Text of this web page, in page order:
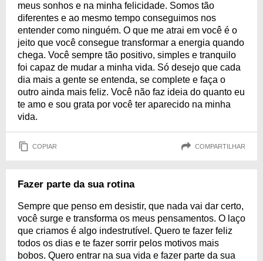
meus sonhos e na minha felicidade. Somos tão
diferentes e ao mesmo tempo conseguimos nos
entender como ninguém. O que me atrai em você é o
jeito que você consegue transformar a energia quando
chega. Você sempre tão positivo, simples e tranquilo
foi capaz de mudar a minha vida. Só desejo que cada
dia mais a gente se entenda, se complete e faça o
outro ainda mais feliz. Você não faz ideia do quanto eu
te amo e sou grata por você ter aparecido na minha
vida.
COPIAR COMPARTILHAR
Fazer parte da sua rotina
Sempre que penso em desistir, que nada vai dar certo,
você surge e transforma os meus pensamentos. O laço
que criamos é algo indestrutível. Quero te fazer feliz
todos os dias e te fazer sorrir pelos motivos mais
bobos. Quero entrar na sua vida e fazer parte da sua